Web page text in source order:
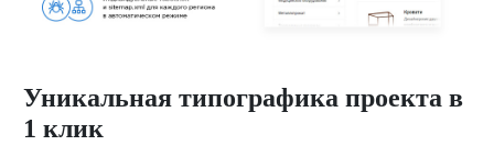
Уникальная типографика проекта в
1 клик